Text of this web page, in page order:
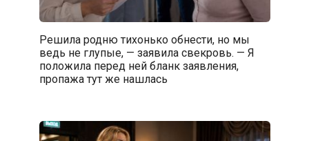
Решила родню тихонько обнести, но мы
ведь не глупые, — заявила свекровь. — Я
положила перед ней бланк заявления,
пропажа тут же нашлась